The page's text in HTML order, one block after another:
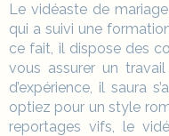
Le vidéaste de
qui a suivi une
ce fait, il dispose des
vous assurer un
d’expérience, il saura
optiez pour un style
reportages vifs, le